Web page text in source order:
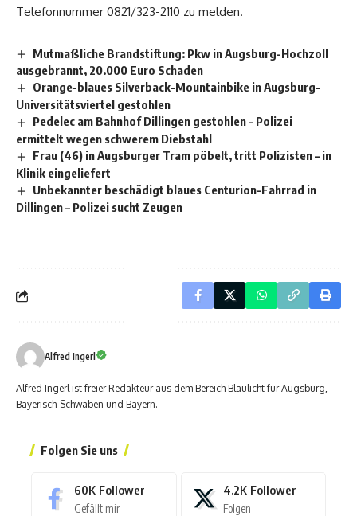
Telefonnummer 0821/323-2110 zu melden.
Mutmaßliche Brandstiftung: Pkw in Augsburg-Hochzoll
ausgebrannt, 20.000 Euro Schaden
Orange-blaues Silverback-Mountainbike in Augsburg-
Universitätsviertel gestohlen
Pedelec am Bahnhof Dillingen gestohlen – Polizei
ermittelt wegen schwerem Diebstahl
Frau (46) in Augsburger Tram pöbelt, tritt Polizisten – in
Klinik eingeliefert
Unbekannter beschädigt blaues Centurion-Fahrrad in
Dillingen – Polizei sucht Zeugen
Alfred Ingerl
Alfred Ingerl ist freier Redakteur aus dem Bereich Blaulicht für Augsburg,
Bayerisch-Schwaben und Bayern.
Folgen Sie uns
60K Follower
Gefällt mir
4.2K Follower
Folgen